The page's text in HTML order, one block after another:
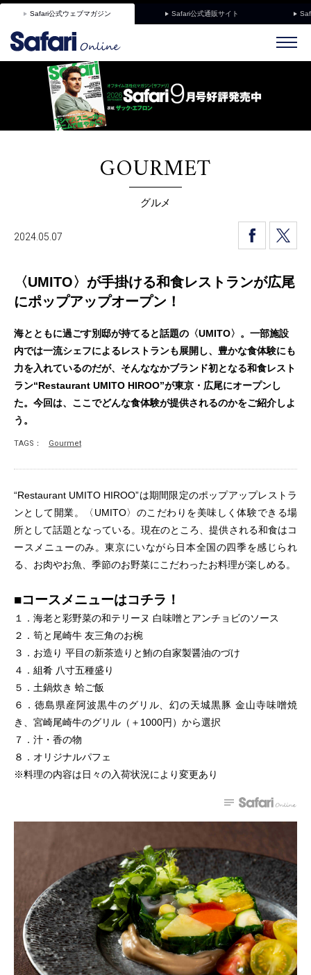
Safari公式ウェブマガジン Safari公式通販サイト
GOURMET
グルメ
2024.05.07
〈UMITO〉が手掛ける和食レストランが広尾
にポップアップオープン！
海とともに過ごす別邸が持てると話題の〈UMITO〉。一部施設
内では一流シェフによるレストランも展開し、豊かな食体験にも
力を入れているのだが、そんななかブランド初となる和食レスト
ラン“Restaurant UMITO HIROO”が東京・広尾にオープンし
た。今回は、ここでどんな食体験が提供されるのかをご紹介しよ
う。
TAGS： Gourmet
“Restaurant UMITO HIROO”は期間限定のポップアップレストラ
ンとして開業。〈UMITO〉のこだわりを美味しく体験できる場
所として話題となっている。現在のところ、提供される和食はコ
ースメニューのみ。東京にいながら日本全国の四季を感じられ
る、お肉やお魚、季節のお野菜にこだわったお料理が楽しめる。
■コースメニューはコチラ！
１．海老と彩野菜の和テリーヌ 白味噌とアンチョビのソース
２．筍と尾崎牛 友三角のお椀
３．お造り 平目の新茶造りと鮪の自家製醤油のづけ
４．組肴 八寸五種盛り
５．土鍋炊き 蛤ご飯
６．徳島県産阿波黒牛のグリル、幻の天城黒豚 金山寺味噌焼
き、宮崎尾崎牛のグリル（＋1000円）から選択
７．汁・香の物
８．オリジナルパフェ
※料理の内容は日々の入荷状況により変更あり